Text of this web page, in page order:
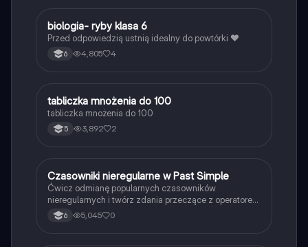
BBiologia
biologia- ryby klasa 6
Przed odpowiedzią ustnią idealny do powtórki ❤️
6 4,805 4
TMatematyka
tabliczka mnożenia do 100
tabliczka mnożenia do 100
5 3,892 2
CJęzyk angielski
Czasowniki nieregularne w Past Simple
Ćwicz odmianę popularnych czasowników
nieregularnych i twórz zdania przeczące z operatorem
didn't w czasie Past Simple.
6 5,045 0